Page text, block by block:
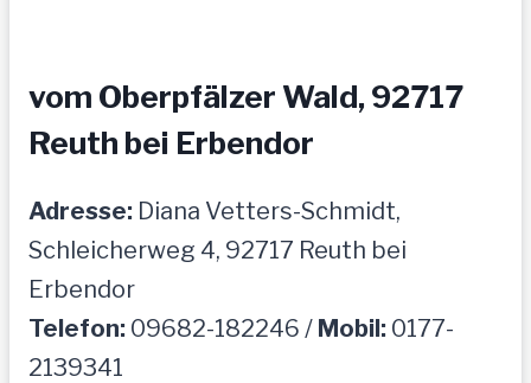
vom Oberpfälzer Wald, 92717
Reuth bei Erbendor
Adresse: Diana Vetters-Schmidt,
Schleicherweg 4, 92717 Reuth bei
Erbendor
Telefon: 09682-182246 / Mobil: 0177-
2139341